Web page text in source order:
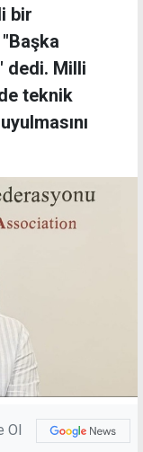
bir
dedi. Milli
teknik
Ol